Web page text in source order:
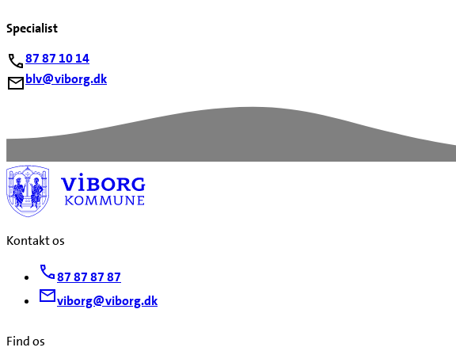
Specialist
87 87 10 14
blv@viborg.dk
Kontakt os
87 87 87 87
viborg@viborg.dk
Find os